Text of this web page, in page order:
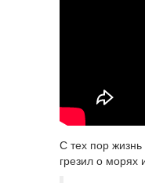
С тех пор
грезил о морях